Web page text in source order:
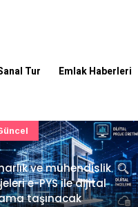
Tur Emlak Haberleri
Suite Türkiye'de
Ev Sistemleri